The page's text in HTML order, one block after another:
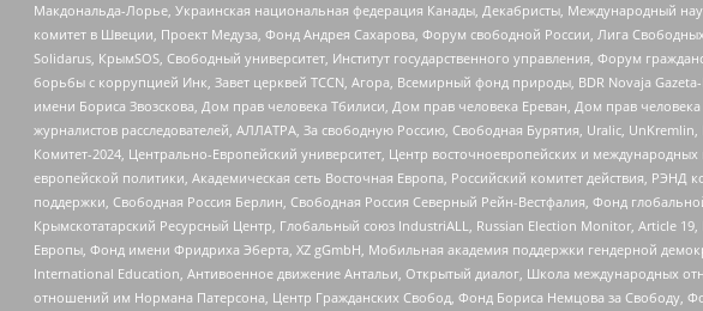
Макдональда-Лорье, Украинская национальная федерация Канады, Декабристы, Международный
комитет в Швеции, Проект Медуза, Фонд Андрея Сахарова, Форум свободной России, Лига
Solidarus, КрымSOS, Свободный университет, Институт государственного управления, Форум
борьбы с коррупцией Инк, Завет церквей TCCN, Агора, Всемирный фонд природы, BDR Novaja
имени Бориса Звозскова, Дом прав человека Тбилиси, Дом прав человека Ереван, Дом прав
журналистов расследователей, АЛЛАТРА, За свободную Россию, Свободная Бурятия, Uralic,
Комитет-2024, Центрально-Европейский университет, Центр восточноевропейских и
европейской политики, Академическая сеть Восточная Европа, Российский комитет действия,
поддержки, Свободная Россия Берлин, Свободная Россия Северный Рейн-Вестфалия, Фонд
Крымскотатарский Ресурсный Центр, Глобальный союз IndustriALL, Russian Election Monitor, Article
Европы, Фонд имени Фридриха Эберта, XZ gGmbH, Мобильная академия поддержки гендерной
International Education, Антивоенное движение Антальи, Открытый диалог, Школа международных
отношений им Нормана Патерсона, Центр Гражданских Свобод, Фонд Бориса Немцова за Свободу,